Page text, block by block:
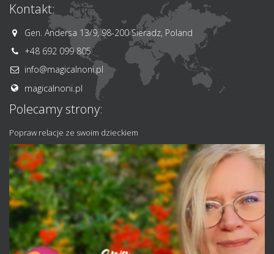
Kontakt:
Gen. Andersa 13/9, 98-200 Sieradz, Poland
+48 692 099 805
info@magicalnoni.pl
magicalnoni.pl
Polecamy strony:
Popraw relacje ze swoim dzieckiem